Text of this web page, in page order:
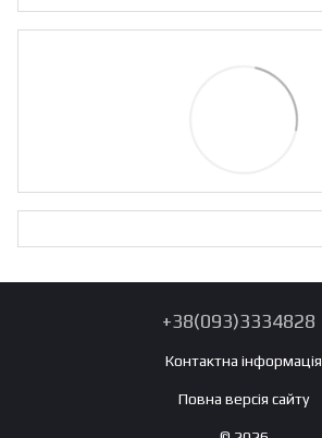
+38(093)3334828
Контактна інформація
Повна версія сайту